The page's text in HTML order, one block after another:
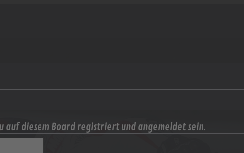
auf diesem Board registriert und angemeldet sein.